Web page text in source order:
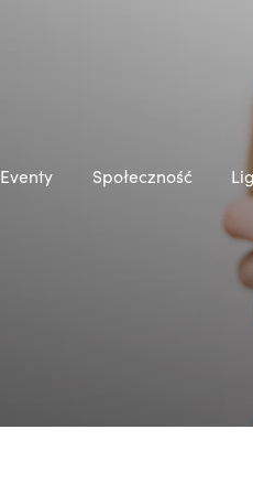
Eventy Społeczność